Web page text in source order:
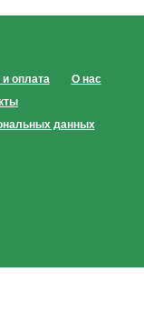
оплата
О нас
данных